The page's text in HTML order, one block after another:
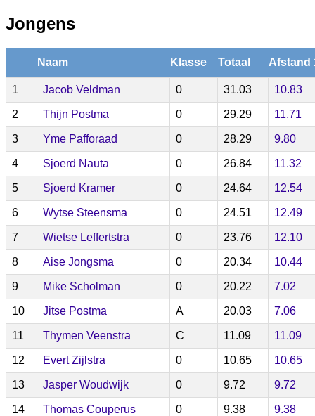
Jongens
Naam Klasse Totaal Afstand
1 Jacob Veldman 0 31.03 10.83
2 Thijn Postma 0 29.29 11.71
3 Yme Pafforaad 0 28.29 9.80
4 Sjoerd Nauta 0 26.84 11.32
5 Sjoerd Kramer 0 24.64 12.54
6 Wytse Steensma 0 24.51 12.49
7 Wietse Leffertstra 0 23.76 12.10
8 Aise Jongsma 0 20.34 10.44
9 Mike Scholman 0 20.22 7.02
10 Jitse Postma A 20.03 7.06
11 Thymen Veenstra C 11.09 11.09
12 Evert Zijlstra 0 10.65 10.65
13 Jasper Woudwijk 0 9.72 9.72
14 Thomas Couperus 0 9.38 9.38